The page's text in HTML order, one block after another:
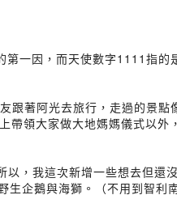
一因，而天使數字1111指
著阿光去旅行，走過的景
領大家做大地媽媽儀式以
，我這次新增一些想去但還
企鵝與海獅。（不用到智利